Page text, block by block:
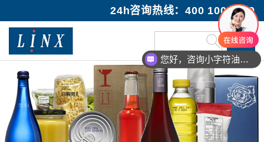
24h咨询热线：400 100 1089
您好，咨询小字符油墨喷码机